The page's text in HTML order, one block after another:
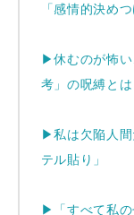
「感情的決めつ
▶休むのが怖
考」の呪縛とは
▶私は欠陥人
テル貼り」
▶
「すべて私